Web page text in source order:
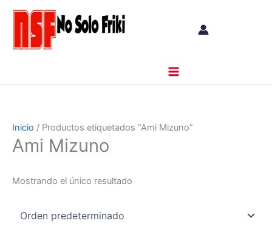
contenido
Inicio / Productos etiquetados “Ami Mizuno”
Ami Mizuno
Mostrando el único resultado